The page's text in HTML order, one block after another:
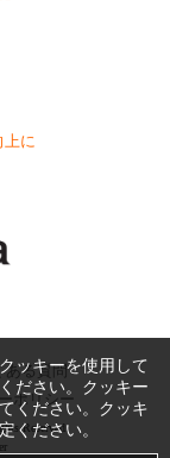
上に
ある質問
ポリシー
Reserved.
ッキーを使用して
ださい。クッキー
ください。クッキ
ください。